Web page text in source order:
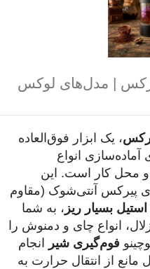
پیرکس | مدل‌های لوکس
، یک ابزار فوق‌العاده
انواع
و محل کار است. این
پیرکس آنتی‌شوک (مقاوم
بسیار ریز ، به شما
انواع چای و دمنوش را
فوم‌گیری شیر
انجام
از انتقال حرارت به